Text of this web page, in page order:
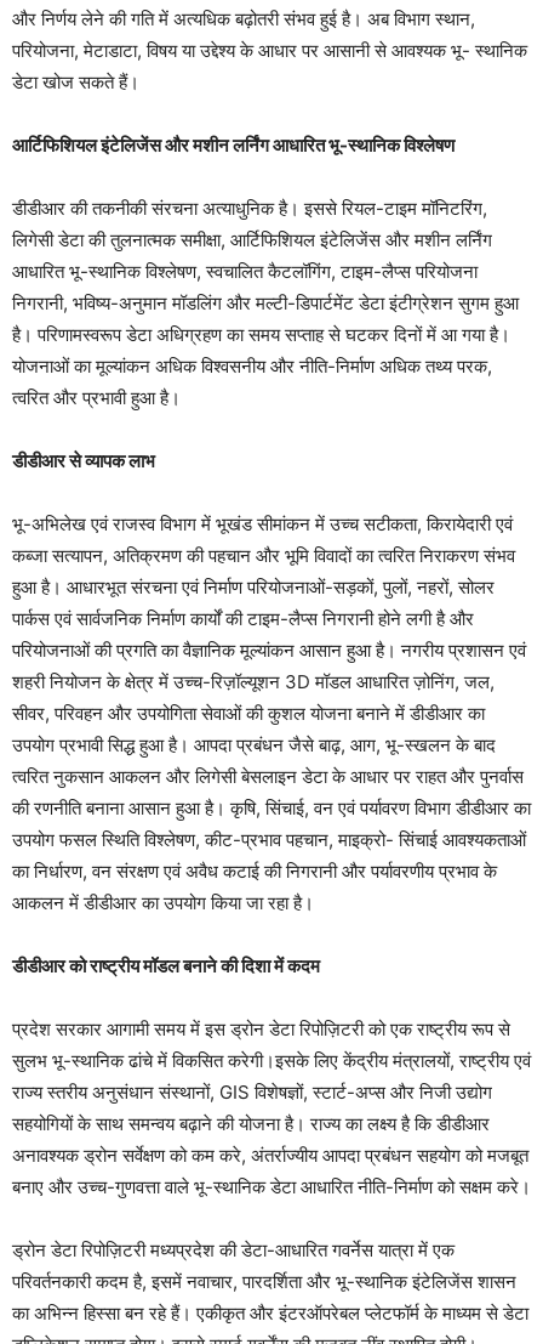
और निर्णय लेने की गति में अत्यधिक बढ़ोतरी संभव हुई है। अब विभाग स्थान,
परियोजना, मेटाडाटा, विषय या उद्देश्य के आधार पर आसानी से आवश्यक भू- स्थानिक
डेटा खोज सकते हैं।
आर्टिफिशियल इंटेलिजेंस और मशीन लर्निंग आधारित भू-स्थानिक विश्लेषण
डीडीआर की तकनीकी संरचना अत्याधुनिक है। इससे रियल-टाइम मॉनिटरिंग,
लिगेसी डेटा की तुलनात्मक समीक्षा, आर्टिफिशियल इंटेलिजेंस और मशीन लर्निंग
आधारित भू-स्थानिक विश्लेषण, स्वचालित कैटलॉगिंग, टाइम-लैप्स परियोजना
निगरानी, भविष्य-अनुमान मॉडलिंग और मल्टी-डिपार्टमेंट डेटा इंटीग्रेशन सुगम हुआ
है। परिणामस्वरूप डेटा अधिग्रहण का समय सप्ताह से घटकर दिनों में आ गया है।
योजनाओं का मूल्यांकन अधिक विश्वसनीय और नीति-निर्माण अधिक तथ्य परक,
त्वरित और प्रभावी हुआ है।
डीडीआर से व्यापक लाभ
भू-अभिलेख एवं राजस्व विभाग में भूखंड सीमांकन में उच्च सटीकता, किरायेदारी एवं
कब्जा सत्यापन, अतिक्रमण की पहचान और भूमि विवादों का त्वरित निराकरण संभव
हुआ है। आधारभूत संरचना एवं निर्माण परियोजनाओं-सड़कों, पुलों, नहरों, सोलर
पार्कस एवं सार्वजनिक निर्माण कार्यों की टाइम-लैप्स निगरानी होने लगी है और
परियोजनाओं की प्रगति का वैज्ञानिक मूल्यांकन आसान हुआ है। नगरीय प्रशासन एवं
शहरी नियोजन के क्षेत्र में उच्च-रिज़ॉल्यूशन 3D मॉडल आधारित ज़ोनिंग, जल,
सीवर, परिवहन और उपयोगिता सेवाओं की कुशल योजना बनाने में डीडीआर का
उपयोग प्रभावी सिद्ध हुआ है। आपदा प्रबंधन जैसे बाढ़, आग, भू-स्खलन के बाद
त्वरित नुकसान आकलन और लिगेसी बेसलाइन डेटा के आधार पर राहत और पुनर्वास
की रणनीति बनाना आसान हुआ है। कृषि, सिंचाई, वन एवं पर्यावरण विभाग डीडीआर का
उपयोग फसल स्थिति विश्लेषण, कीट-प्रभाव पहचान, माइक्रो- सिंचाई आवश्यकताओं
का निर्धारण, वन संरक्षण एवं अवैध कटाई की निगरानी और पर्यावरणीय प्रभाव के
आकलन में डीडीआर का उपयोग किया जा रहा है।
डीडीआर को राष्ट्रीय मॉडल बनाने की दिशा में कदम
प्रदेश सरकार आगामी समय में इस ड्रोन डेटा रिपोज़िटरी को एक राष्ट्रीय रूप से
सुलभ भू-स्थानिक ढांचे में विकसित करेगी।इसके लिए केंद्रीय मंत्रालयों, राष्ट्रीय एवं
राज्य स्तरीय अनुसंधान संस्थानों, GIS विशेषज्ञों, स्टार्ट-अप्स और निजी उ‌द्योग
सहयोगियों के साथ समन्वय बढ़ाने की योजना है। राज्य का लक्ष्य है कि डीडीआर
अनावश्यक ड्रोन सर्वेक्षण को कम करे, अंतर्राज्यीय आपदा प्रबंधन सहयोग को मजबूत
बनाए और उच्च-गुणवत्ता वाले भू-स्थानिक डेटा आधारित नीति-निर्माण को सक्षम करे।
ड्रोन डेटा रिपोज़िटरी मध्यप्रदेश की डेटा-आधारित गवर्नेस यात्रा में एक
परिवर्तनकारी कदम है, इसमें नवाचार, पारदर्शिता और भू-स्थानिक इंटेलिजेंस शासन
का अभिन्न हिस्सा बन रहे हैं। एकीकृत और इंटरऑपरेबल प्लेटफॉर्म के माध्यम से डेटा